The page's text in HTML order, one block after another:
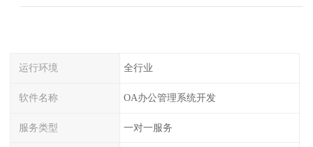
运行环境 全行业
软件名称 OA办公管理系统开发
服务类型 一对一服务